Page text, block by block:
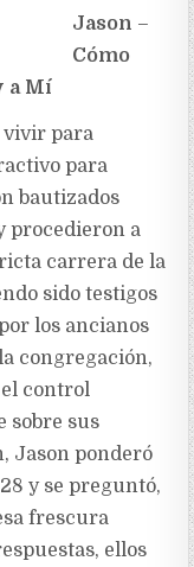
Jason –
Cómo
a Mí
vivir para
para
bautizados
procedieron a
carrera de la
sido testigos
los ancianos
congregación,
control
sobre sus
Jason ponderó
y se preguntó,
frescura
ellos